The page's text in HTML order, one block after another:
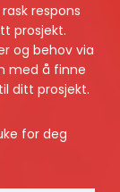
respons
prosjekt.
og behov via
med å finne
ditt prosjekt.
for deg